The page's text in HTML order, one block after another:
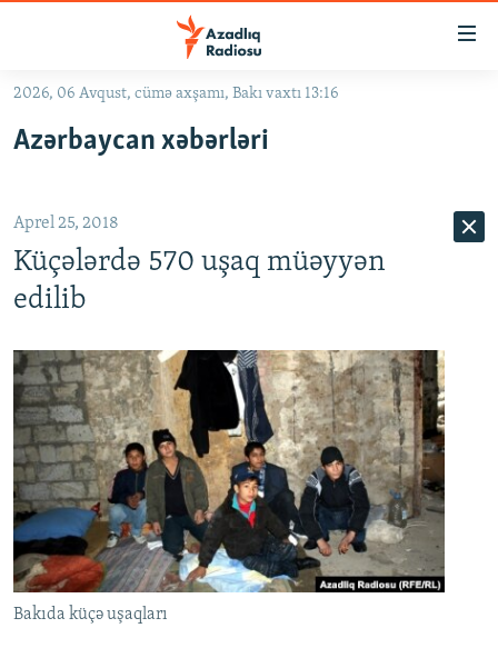
Əsas
qayıt
qayıt
Axtarışa
#ƏSLINDƏ
FƏRQƏ BAX
ARAŞDIRMA
MULTIMEDIA
VIDEO
FOTOQALEREYA
İNFOQRAFIKA
KARIKATURA
RADIO ARXIV
OXU ZALI
AZƏRBAYCAN ƏDƏBIYYATI KITABXANASI
İSLAM VƏ DEMOKRATIYA
HAQQIMIZDA
MISSIYAMIZ
PEŞƏ ETIKASI VƏ JURNALISTIKA STANDARTLARIMIZ
BIZI IZLƏ
2026, 06 Avqust, cümə axşamı, Bakı vaxtı 13:16
Azərbaycan xəbərləri
Aprel 25, 2018
Küçələrdə 570 uşaq müəyyən
edilib
Bakıda küçə uşaqları